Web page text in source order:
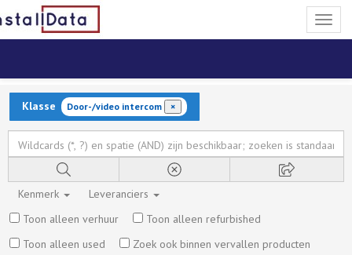
Klasse Door-/video intercom ×
Kenmerk
Leveranciers
Toon alleen verhuur
Toon alleen refurbished
Toon alleen used
Zoek ook binnen vervallen producten